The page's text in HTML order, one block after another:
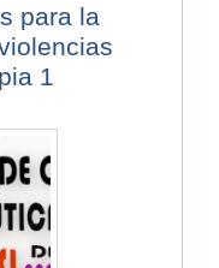
para la
1